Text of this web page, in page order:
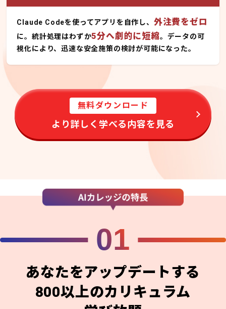
Claude Codeを使ってアプリを自作し、 外注費をゼロ
に。統計処理はわずか5分へ劇的に短縮。データの可
視化により、迅速な安全施策の検討が可能になった。
無料ダウンロード
より詳しく学べる内容を見る
01
あなたをアップデートする
800以上のカリキュラム